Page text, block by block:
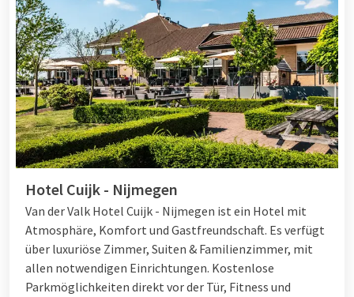
Hotel Cuijk - Nijmegen
Van der Valk Hotel Cuijk - Nijmegen ist ein Hotel mit
Atmosphäre, Komfort und Gastfreundschaft. Es verfügt
über luxuriöse Zimmer, Suiten & Familienzimmer, mit
allen notwendigen Einrichtungen. Kostenlose
Parkmöglichkeiten direkt vor der Tür, Fitness und